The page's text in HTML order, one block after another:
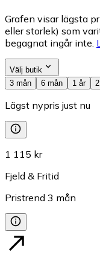
Grafen visar lägsta
eller storlek) som
begagnat ingår inte.
Välj butik
3 mån
6 mån 1 år
Lägst nypris just nu
1 115 kr
Fjeld & Fritid
Pristrend 3 mån